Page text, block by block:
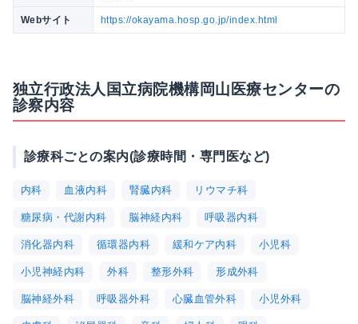
Webサイト https://okayama.hosp.go.jp/index.html
独立行政法人国立病院機構岡山医療センターの
診察内容
診療科ごとの案内(診療時間・専門医など)
内科 血液内科 腎臓内科 リウマチ科
糖尿病・代謝内科 脳神経内科 呼吸器内科
消化器内科 循環器内科 緩和ケア内科 小児科
小児神経内科 外科 整形外科 形成外科
脳神経外科 呼吸器外科 心臓血管外科 小児外科